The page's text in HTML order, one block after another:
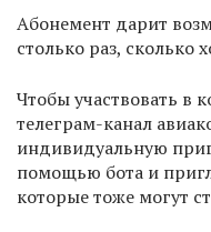
Абонемент дарит
столько раз, сколько
Чтобы участвовать в
телеграм-канал
индивидуальную
помощью бота и
которые тоже могут